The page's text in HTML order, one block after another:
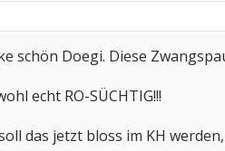
schön Doegi. Diese
echt RO-SÜCHTIG!!!
das jetzt bloss im KH